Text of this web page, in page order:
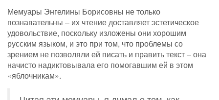
Мемуары Энгелины Борисовны не только
познавательны – их чтение доставляет эстетическое
удовольствие, поскольку изложены они хорошим
русским языком, и это при том, что проблемы со
зрением не позволяли ей писать и править текст – она
начисто надиктовывала его помогавшим ей в этом
«яблочникам».